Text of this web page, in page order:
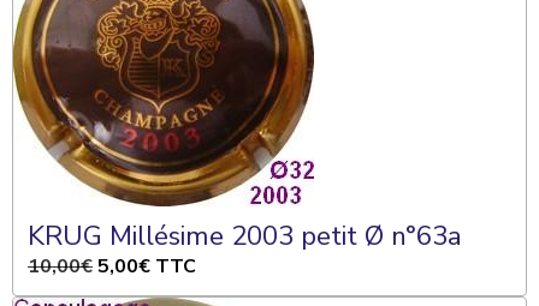
KRUG Millésime 2003 petit Ø n°63a
10,00€5,00€ TTC